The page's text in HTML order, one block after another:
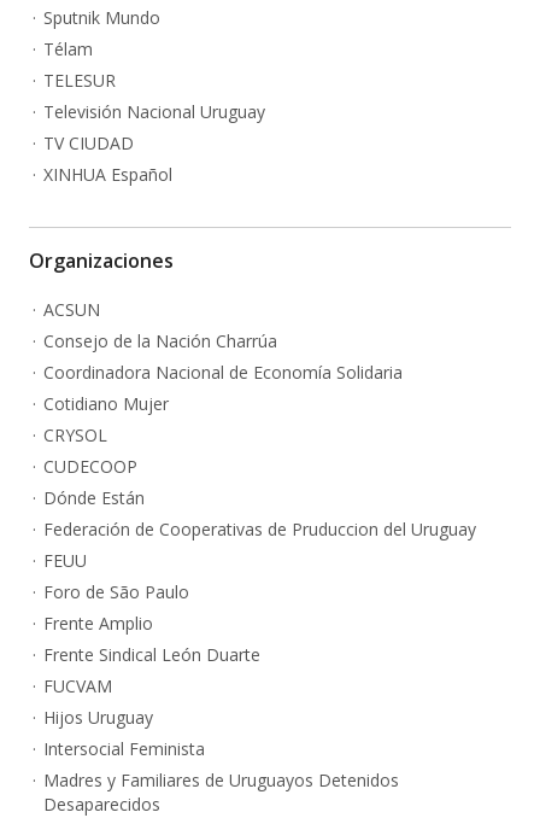
Sputnik Mundo
Télam
TELESUR
Televisión Nacional Uruguay
TV CIUDAD
XINHUA Español
Organizaciones
ACSUN
Consejo de la Nación Charrúa
Coordinadora Nacional de Economía Solidaria
Cotidiano Mujer
CRYSOL
CUDECOOP
Dónde Están
Federación de Cooperativas de Pruduccion del Uruguay
FEUU
Foro de São Paulo
Frente Amplio
Frente Sindical León Duarte
FUCVAM
Hijos Uruguay
Intersocial Feminista
Madres y Familiares de Uruguayos Detenidos
Desaparecidos